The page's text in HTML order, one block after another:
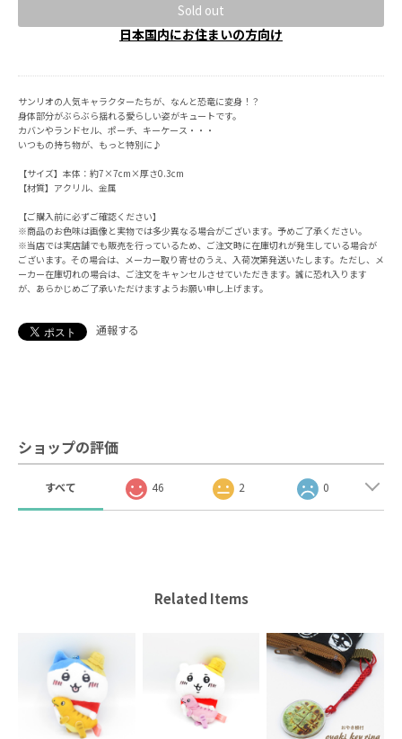
Sold out
日本国内にお住まいの方向け
サンリオの人気キャラクターたちが、なんと恐竜に変身！？
身体部分がぶらぶら揺れる愛らしい姿がキュートです。
カバンやランドセル、ポーチ、キーケース・・・
いつもの持ち物が、もっと特別に♪
【サイズ】本体：約7×7cm×厚さ0.3cm
【材質】アクリル、金属
【ご購入前に必ずご確認ください】
※商品のお色味は画像と実物では多少異なる場合がございます。予めご了承ください。
※当店では実店舗でも販売を行っているため、ご注文時に在庫切れが発生している場合が
ございます。その場合は、メーカー取り寄せのうえ、入荷次第発送いたします。ただし、メ
ーカー在庫切れの場合は、ご注文をキャンセルさせていただきます。誠に恐れ入ります
が、あらかじめご了承いただけますようお願い申し上げます。
通報する
ショップの評価
すべて 46 2 0
Related Items